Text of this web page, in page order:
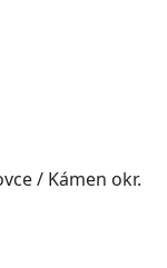
/ Kámen okr.